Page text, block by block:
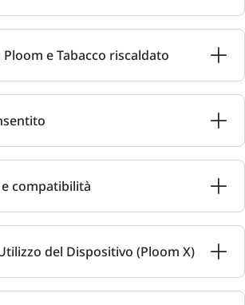
e Tabacco riscaldato
compatibilità
del Dispositivo (Ploom X)